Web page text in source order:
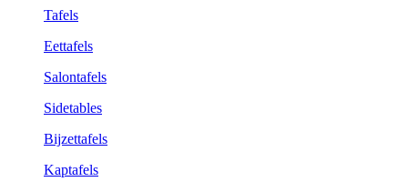
Tafels
Eettafels
Salontafels
Sidetables
Bijzettafels
Kaptafels